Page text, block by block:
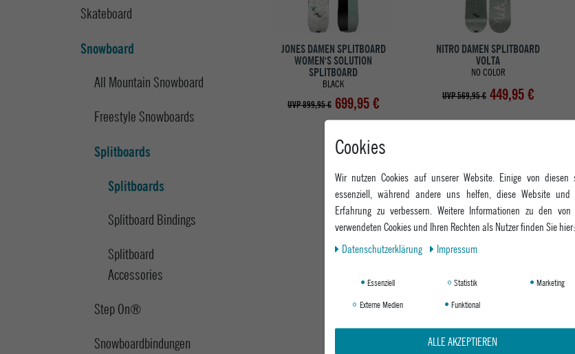
Skateboard
Snowboard
All Mountain Snowboard
Freestyle Snowboards
Splitboards
Splitboards
Splitboard Bindings
Splitboard
Accessories
Step On®
Snowboardbindungen
JONES DAMEN SPLITBOARD
WOMEN'S SOLUTION
SPLITBOARD
BLACK
UVP 899,95 € 699,95 €
NITRO DAMEN SPLITBOARD
VOLTA
NO COLOR
UVP 569,95 € 449,95 €
Cookies
Wir nutzen Cookies auf unserer Website. Einige von diesen
essenziell, während andere uns helfen, diese Website und
Erfahrung zu verbessern. Weitere Informationen zu den
verwendeten Cookies und Ihren Rechten als Nutzer finden Sie hier:
Daten­schutz­erklärung
Impressum
Essenziell Statistik
Marketing
Externe Medien
Funktional
ALLE AKZEPTIEREN